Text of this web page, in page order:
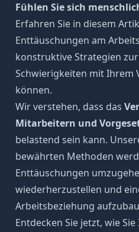
Fühlen Sie sich
Erfahren Sie in diesem
Enttäuschungen am
konstruktive Strategien
Schwierigkeiten mit Ihrem
können.
Wir verstehen, dass das
Mitarbeitern und
belastend sein kann.
bewährten Methoden
Enttäuschungen
wiederherzustellen und
Arbeitsbeziehung
Entdecken Sie jetzt, wie